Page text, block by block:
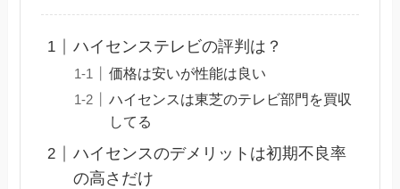
ハイセンステレビの評判は？
価格は安いが性能は良い
ハイセンスは東芝のテレビ部門を買収
してる
ハイセンスのデメリットは初期不良率
の高さだけ